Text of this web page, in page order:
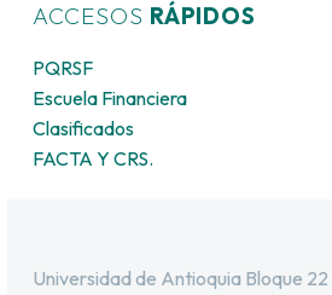
ACCESOS RÁPIDOS
PQRSF
Escuela Financiera
Clasificados
FACTA Y CRS.
Universidad de Antioquia Bloque